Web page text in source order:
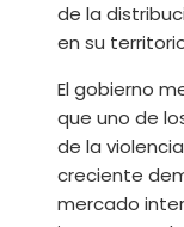
de la
en su
El gobierno
que uno de
de la
creciente
mercado